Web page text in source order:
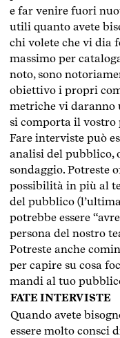
e far venire fuori
utili quanto avete
chi volete che vi dia
massimo per
noto, sono
obiettivo i propri
metriche vi daranno
si comporta il vostro
Fare interviste può
analisi del pubblico,
sondaggio. Potreste
possibilità in più al
del pubblico
potrebbe essere
persona del nostro
Potreste anche
per capire su cosa
mandi al tuo
FATE INTERVISTE
Quando avete
essere molto consci